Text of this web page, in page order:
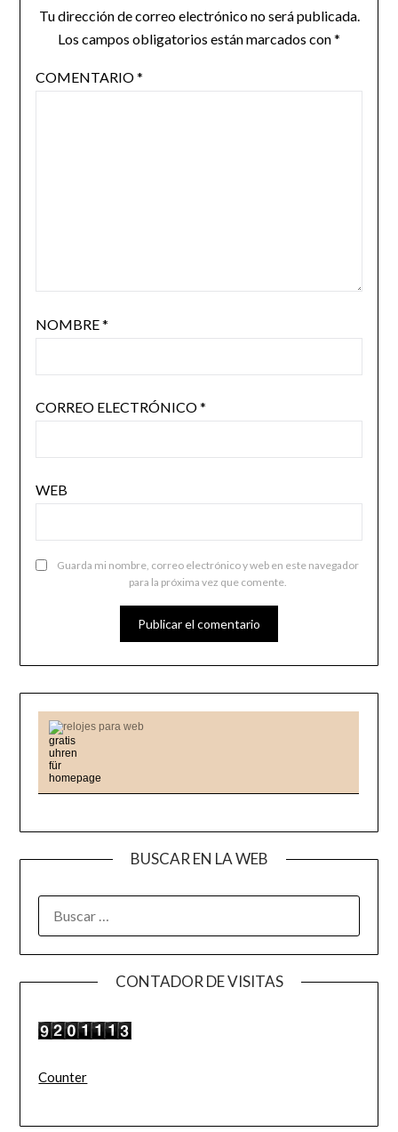
Tu dirección de correo electrónico no será publicada.
Los campos obligatorios están marcados con*
COMENTARIO*
NOMBRE*
CORREO ELECTRÓNICO*
WEB
Guarda mi nombre, correo electrónico y web en este navegador
para la próxima vez que comente.
relojes para web
BUSCAR EN LA WEB
CONTADOR DE VISITAS
Counter